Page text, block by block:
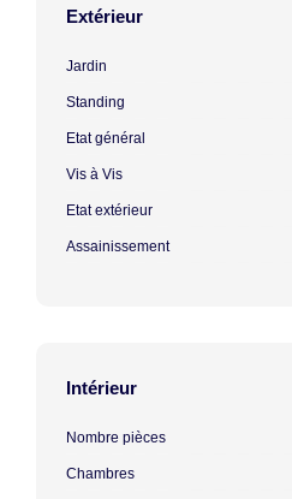
Extérieur
Jardin
Standing
Etat général
Vis à Vis
Etat extérieur
Assainissement
Intérieur
Nombre pièces
Chambres